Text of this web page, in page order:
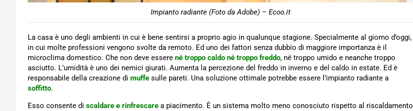
Impianto radiante (Foto da Adobe) – Ecoo.it
La casa è uno degli ambienti in cui è bene sentirsi a proprio agio in qualunque stagione. Specialmente al giorno d’oggi,
in cui molte professioni vengono svolte da remoto. Ed uno dei fattori senza dubbio di maggiore importanza è il
microclima domestico. Che non deve essere né troppo caldo né troppo freddo, né troppo umido e neanche troppo
asciutto. L’umidità è uno dei nemici giurati. Aumenta la percezione del freddo in inverno e del caldo in estate. Ed è
responsabile della creazione di muffe sulle pareti. Una soluzione ottimale potrebbe essere l’impianto radiante a
soffitto.
Esso consente di scaldare e rinfrescare a piacimento. È un sistema molto meno conosciuto rispetto al riscaldamento